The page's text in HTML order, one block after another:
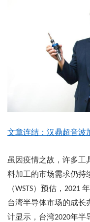
文章连结：汉鼎超音波
虽因疫情之故，许多工
料加工的市场需求仍持
（WSTS）预估， 2021
台湾半导体市场的成长
计显示，台湾2020年半